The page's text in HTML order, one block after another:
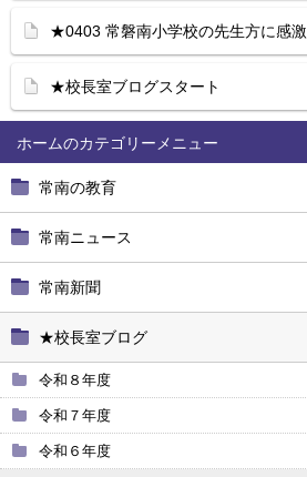
ホーム
常南の教育
常南ニュース
常南新聞
★校長室ブログ
令和８年度
令和７年度
令和６年度
★0403 常磐南小学校の先生方に感激
★校長室ブログスタート